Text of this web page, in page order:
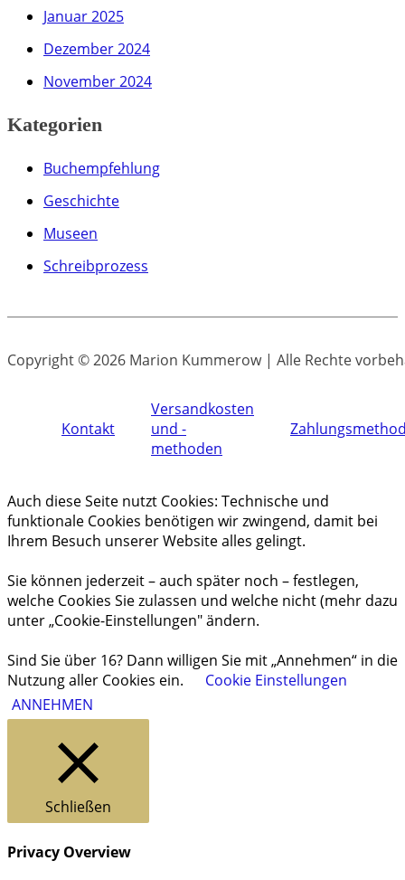
Januar 2025
Dezember 2024
November 2024
Kategorien
Buchempfehlung
Geschichte
Museen
Schreibprozess
Copyright © 2026 Marion Kummerow | Alle Rechte
Kontakt
Versandkosten
und -
methoden
Auch diese Seite nutzt Cookies: Technische und
funktionale Cookies benötigen wir zwingend, damit bei
Ihrem Besuch unserer Website alles gelingt.
Sie können jederzeit – auch später noch – festlegen,
welche Cookies Sie zulassen und welche nicht (mehr dazu
unter „Cookie-Einstellungen" ändern.
Sind Sie über 16? Dann willigen Sie mit „Annehmen“ in die
Nutzung aller Cookies ein.
Cookie Einstellungen
ANNEHMEN
Schließen
Privacy Overview